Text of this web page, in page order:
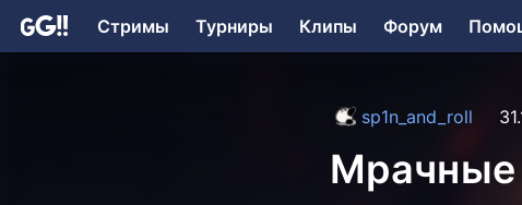
Стримы Турниры Клипы Форум
sp1n_and_roll
Мрачные